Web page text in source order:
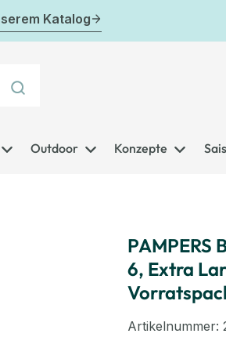
Katalog
Outdoor Konzepte
PAMPERS
6, Extra
Artikelnummer: